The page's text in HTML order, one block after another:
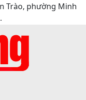
Trào, phường Minh
/ Fax: